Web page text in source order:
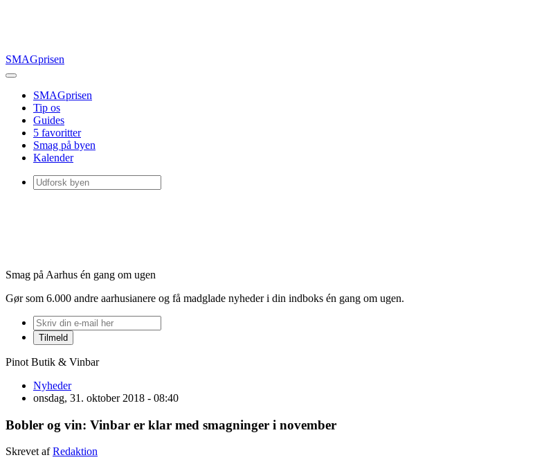
SMAGprisen
SMAGprisen
Tip os
Guides
5 favoritter
Smag på byen
Kalender
Smag på Aarhus én gang om ugen
Gør som 6.000 andre aarhusianere og få madglade nyheder i din indboks én gang om ugen.
Pinot Butik & Vinbar
Nyheder
onsdag, 31. oktober 2018 - 08:40
Bobler og vin: Vinbar er klar med smagninger i november
Skrevet afRedaktion